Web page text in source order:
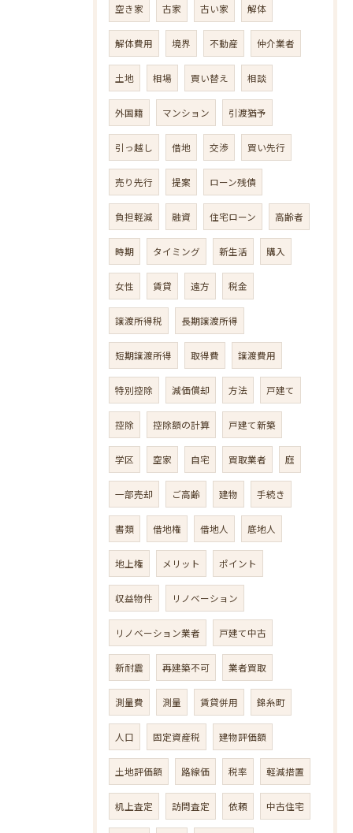
空き家 古家 古い家 解体
解体費用 境界 不動産 仲介業者
土地 相場 買い替え 相談
外国籍 マンション 引渡猶予
引っ越し 借地 交渉 買い先行
売り先行 提案 ローン残債
負担軽減 融資 住宅ローン 高齢者
時期 タイミング 新生活 購入
女性 賃貸 遠方 税金
譲渡所得税 長期譲渡所得
短期譲渡所得 取得費 譲渡費用
特別控除 減価償却 方法 戸建て
控除 控除額の計算 戸建て新築
学区 空家 自宅 買取業者 庭
一部売却 ご高齢 建物 手続き
書類 借地権 借地人 底地人
地上権 メリット ポイント
収益物件 リノベーション
リノベーション業者 戸建て中古
新耐震 再建築不可 業者買取
測量費 測量 賃貸併用 錦糸町
人口 固定資産税 建物評価額
土地評価額 路線価 税率 軽減措置
机上査定 訪問査定 依頼 中古住宅